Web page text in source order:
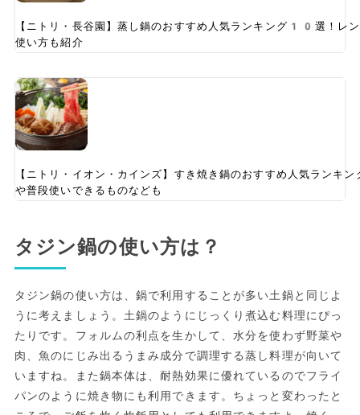
【ニトリ・長谷園】蒸し鍋のおすすめ人気ランキング10選！レ
使い方も紹介
【ニトリ・イオン・カインズ】すき焼き鍋のおすすめ人気ラン
や普段使いできるものなども
タジン鍋の使い方は？
タジン鍋の使い方は、鍋で利用することが多い土鍋と同じよ
うに考えましょう。土鍋のようにじっくり煮込む料理にぴっ
たりです。フォルムの利点を生かして、水分を使わず野菜や
肉、魚のにじみ出るうまみ成分で調理する蒸し料理が向いて
いますね。また鍋本体は、耐熱効果に優れているのでフライ
パンのように焼き物にも利用できます。ちょっと変わったと